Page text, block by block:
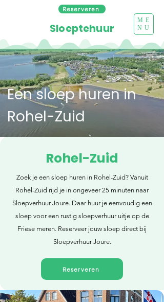
Reserveren
ME
NU
Sloeptehuur
Een sloep huren in
Rohel-Zuid
Rohel-Zuid
Zoek je een sloep huren in Rohel-Zuid? Vanuit
Rohel-Zuid rijd je in ongeveer 25 minuten naar
Sloepverhuur Joure. Daar huur je eenvoudig een
sloep voor een rustig sloepverhuur uitje op de
Friese meren. Reserveer jouw sloep direct bij
Sloepverhuur Joure.
Reserveren